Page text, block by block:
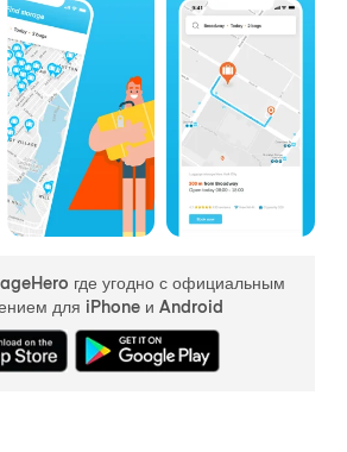
где угодно с официальным
для iPhone и Android